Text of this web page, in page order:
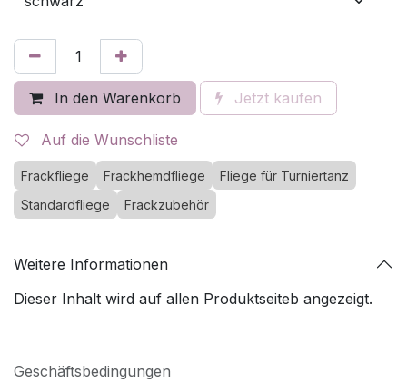
In den Warenkorb Jetzt kaufen
Auf die Wunschliste
Frackfliege Frackhemdfliege
Fliege für Turniertanz
Standardfliege
Frackzubehör
Weitere Informationen
Dieser Inhalt wird auf allen Produktseiteb angezeigt.
Geschäftsbedingungen